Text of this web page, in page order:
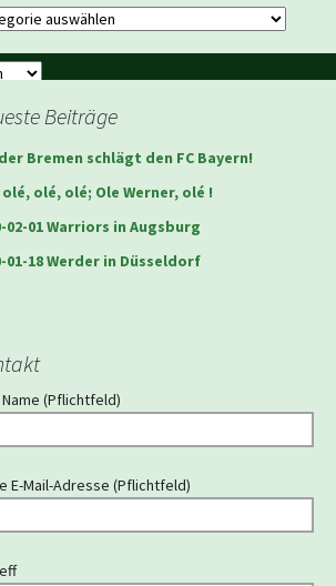
Beiträge
Bremen schlägt den FC Bayern!
olé, olé, olé; Ole Werner, olé !
02-01 Warriors in Augsburg
01-18 Werder in Düsseldorf
Name (Pflichtfeld)
E-Mail-Adresse (Pflichtfeld)